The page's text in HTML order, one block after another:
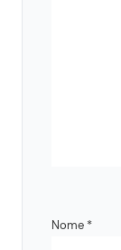
Nome *